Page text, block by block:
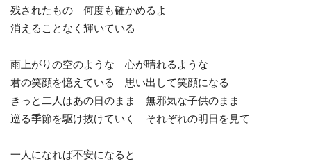
残されたもの 何度も確かめるよ
消えることなく輝いている
雨上がりの空のような 心が晴れるような
君の笑顔を憶えている 思い出して笑顔になる
きっと二人はあの日のまま 無邪気な子供のまま
巡る季節を駆け抜けていく それぞれの明日を見て
一人になれば不安になると